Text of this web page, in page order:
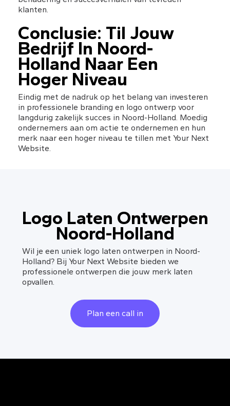
klanten.
Conclusie: Til Jouw
Bedrijf In Noord-
Holland Naar Een
Hoger Niveau
Eindig met de nadruk op het belang van investeren
in professionele branding en logo ontwerp voor
langdurig zakelijk succes in Noord-Holland. Moedig
ondernemers aan om actie te ondernemen en hun
merk naar een hoger niveau te tillen met Your Next
Website.
Logo Laten Ontwerpen
Noord-Holland
Wil je een uniek logo laten ontwerpen in Noord-
Holland? Bij Your Next Website bieden we
professionele ontwerpen die jouw merk laten
opvallen.
Plan een call in